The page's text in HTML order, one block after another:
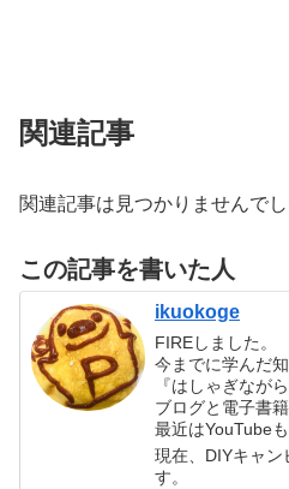
関連記事
関連記事は見つかりませんでし
この記事を書いた人
ikuokoge
FIREしました。
今までに学んだ
『はしゃぎなが
ブログと電子書
最近はYouTubeも
現在、DIYキャ
す。